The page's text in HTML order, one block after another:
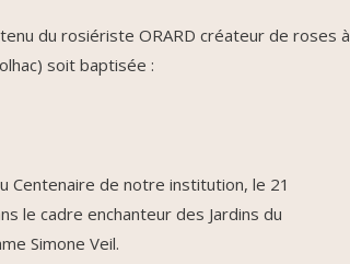
du rosiériste ORARD créateur de roses à
soit baptisée :
Centenaire de notre institution, le 21
le cadre enchanteur des Jardins du
Simone Veil.